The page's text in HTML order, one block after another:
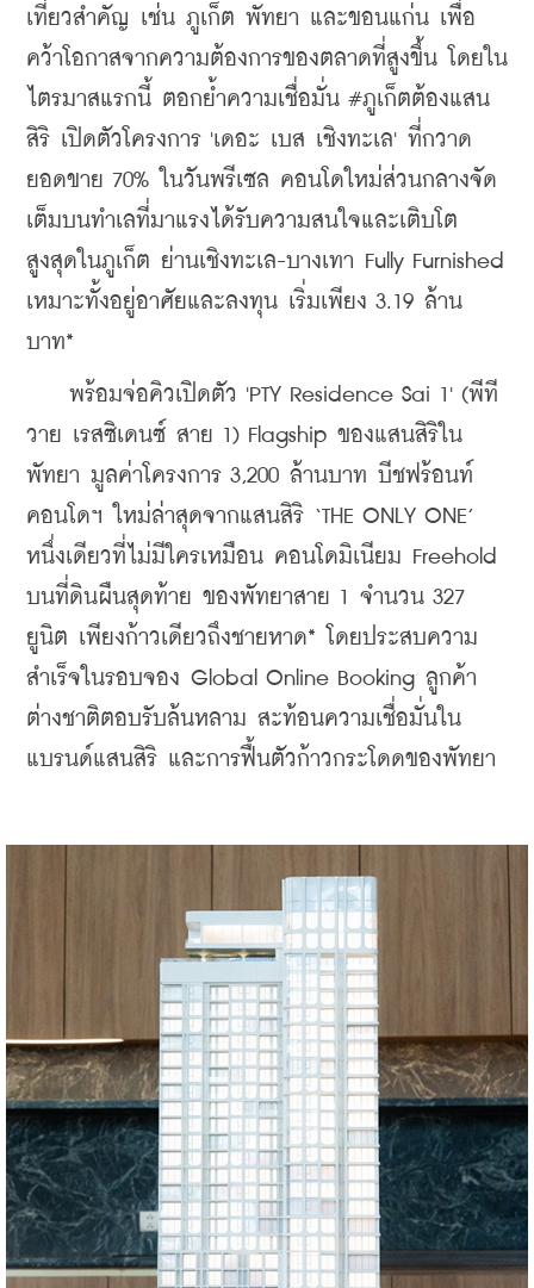
เที่ยวสำคัญ เช่น ภูเก็ต พัทยา และขอนแก่น เพื่อ
คว้าโอกาสจากความต้องการของตลาดที่สูงขึ้น โดยใน
ไตรมาสแรกนี้ ตอกย้ำความเชื่อมั่น #ภูเก็ตต้องแสน
สิริ เปิดตัวโครงการ 'เดอะ เบส เชิงทะเล' ที่กวาด
ยอดขาย 70% ในวันพรีเซล คอนโดใหม่ส่วนกลางจัด
เต็มบนทำเลที่มาแรงได้รับความสนใจและเติบโต
สูงสุดในภูเก็ต ย่านเชิงทะเล-บางเทา Fully Furnished
เหมาะทั้งอยู่อาศัยและลงทุน เริ่มเพียง 3.19 ล้าน
บาท*
พร้อมจ่อคิวเปิดตัว 'PTY Residence Sai 1' (พีที
วาย เรสซิเดนซ์ สาย 1) Flagship ของแสนสิริใน
พัทยา มูลค่าโครงการ 3,200 ล้านบาท บีชฟร้อนท์
คอนโดฯ ใหม่ล่าสุดจากแสนสิริ ‘THE ONLY ONE’
หนึ่งเดียวที่ไม่มีใครเหมือน คอนโดมิเนียม Freehold
บนที่ดินผืนสุดท้าย ของพัทยาสาย 1 จำนวน 327
ยูนิต เพียงก้าวเดียวถึงชายหาด* โดยประสบความ
สำเร็จในรอบจอง Global Online Booking ลูกค้า
ต่างชาติตอบรับล้นหลาม สะท้อนความเชื่อมั่นใน
แบรนด์แสนสิริ และการฟื้นตัวก้าวกระโดดของพัทยา